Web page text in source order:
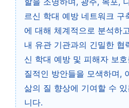
르신 학대 예방 네트워크 구
에 대해 체계적으로 분석하
내 유관 기관과의 긴밀한 협
신 학대 예방 및 피해자 보
질적인 방안들을 모색하며,
삶의 질 향상에 기여할 수
니다.